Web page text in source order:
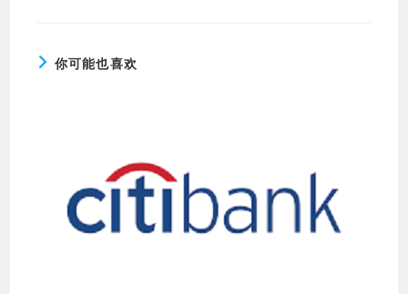
你可能也喜欢